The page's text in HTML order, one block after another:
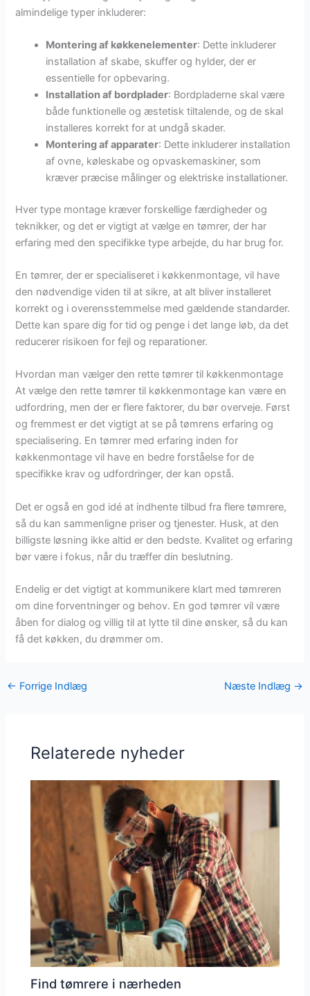
almindelige typer inkluderer:
Montering af køkkenelementer: Dette inkluderer
installation af skabe, skuffer og hylder, der er
essentielle for opbevaring.
Installation af bordplader: Bordpladerne skal være
både funktionelle og æstetisk tiltalende, og de skal
installeres korrekt for at undgå skader.
Montering af apparater: Dette inkluderer installation
af ovne, køleskabe og opvaskemaskiner, som
kræver præcise målinger og elektriske installationer.
Hver type montage kræver forskellige færdigheder og
teknikker, og det er vigtigt at vælge en tømrer, der har
erfaring med den specifikke type arbejde, du har brug for.
En tømrer, der er specialiseret i køkkenmontage, vil have
den nødvendige viden til at sikre, at alt bliver installeret
korrekt og i overensstemmelse med gældende standarder.
Dette kan spare dig for tid og penge i det lange løb, da det
reducerer risikoen for fejl og reparationer.
Hvordan man vælger den rette tømrer til køkkenmontage
At vælge den rette tømrer til køkkenmontage kan være en
udfordring, men der er flere faktorer, du bør overveje. Først
og fremmest er det vigtigt at se på tømrens erfaring og
specialisering. En tømrer med erfaring inden for
køkkenmontage vil have en bedre forståelse for de
specifikke krav og udfordringer, der kan opstå.
Det er også en god idé at indhente tilbud fra flere tømrere,
så du kan sammenligne priser og tjenester. Husk, at den
billigste løsning ikke altid er den bedste. Kvalitet og erfaring
bør være i fokus, når du træffer din beslutning.
Endelig er det vigtigt at kommunikere klart med tømreren
om dine forventninger og behov. En god tømrer vil være
åben for dialog og villig til at lytte til dine ønsker, så du kan
få det køkken, du drømmer om.
← Forrige Indlæg Næste Indlæg →
Relaterede nyheder
Find tømrere i nærheden